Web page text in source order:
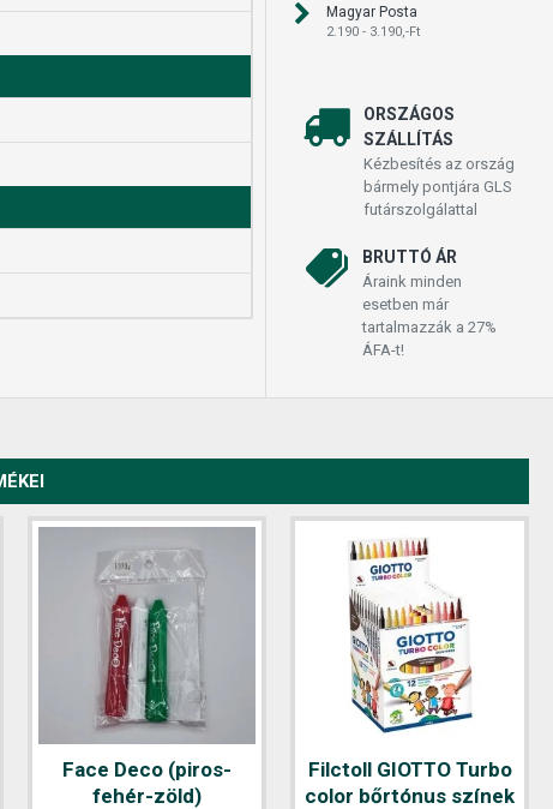
Magyar Posta
2.190 - 3.190,-Ft
ORSZÁGOS
SZÁLLÍTÁS
Kézbesítés az ország
bármely pontjára GLS
futárszolgálattal
BRUTTÓ ÁR
Áraink minden
esetben már
tartalmazzák a 27%
ÁFA-t!
Filctoll FIORELLO
kétvégű 12 db-os
Face Deco (piros-
fehér-zöld)
Filctoll GIOTTO Turbo
color bőrtónus színek